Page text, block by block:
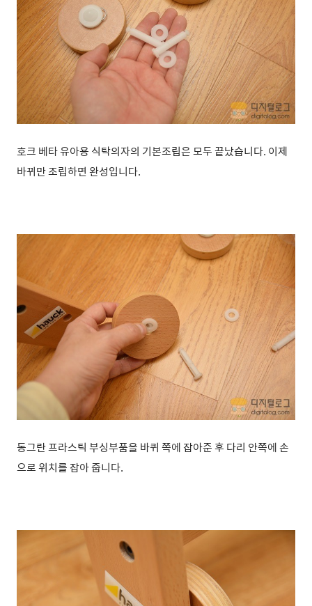
호크 베타 유아용 식탁의자의 기본조립은 모두 끝났습니다. 이제
바뀌만 조립하면 완성입니다.
동그란 프라스틱 부싱부품을 바퀴 쪽에 잡아준 후 다리 안쪽에 손
으로 위치를 잡아 줍니다.